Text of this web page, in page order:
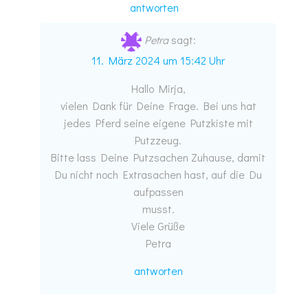
antworten
Petra sagt:
11. März 2024 um 15:42 Uhr
Hallo Mirja,
vielen Dank für Deine Frage. Bei uns hat
jedes Pferd seine eigene Putzkiste mit
Putzzeug.
Bitte lass Deine Putzsachen Zuhause, damit
Du nicht noch Extrasachen hast, auf die Du
aufpassen
musst.
Viele Grüße
Petra
antworten